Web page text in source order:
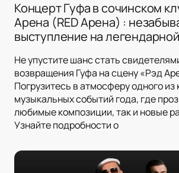
Концерт Гуфа в сочинском
Арена (RED Арена) :
выступление на
Не упустите шанс стать
возвращения Гуфа на сцену «Рэд
Погрузитесь в атмосферу одного
музыкальных событий года, где
любимые композиции, так и новые
Узнайте подробности о